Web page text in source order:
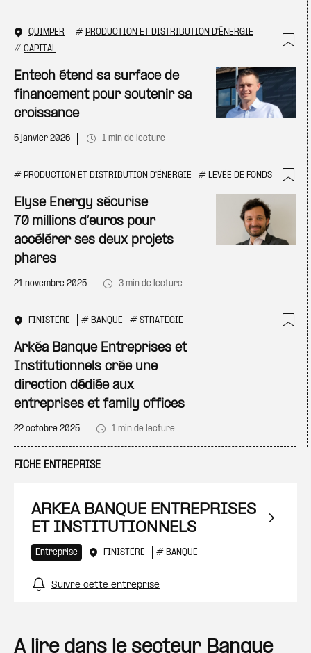
QUIMPER # PRODUCTION ET DISTRIBUTION D'ÉNERGIE
# CAPITAL
Entech étend sa surface de
financement pour soutenir sa
croissance
5 janvier 2026 1 min de lecture
# PRODUCTION ET DISTRIBUTION D'ÉNERGIE # LEVÉE DE FONDS
Elyse Energy sécurise
70 millions d’euros pour
accélérer ses deux projets
phares
21 novembre 2025 3 min de lecture
FINISTÈRE # BANQUE # STRATÉGIE
Arkéa Banque Entreprises et
Institutionnels crée une
direction dédiée aux
entreprises et family offices
22 octobre 2025 1 min de lecture
FICHE ENTREPRISE
ARKEA BANQUE ENTREPRISES
ET INSTITUTIONNELS
Entreprise FINISTÈRE # BANQUE
Suivre cette entreprise
A lire dans le secteur Banque